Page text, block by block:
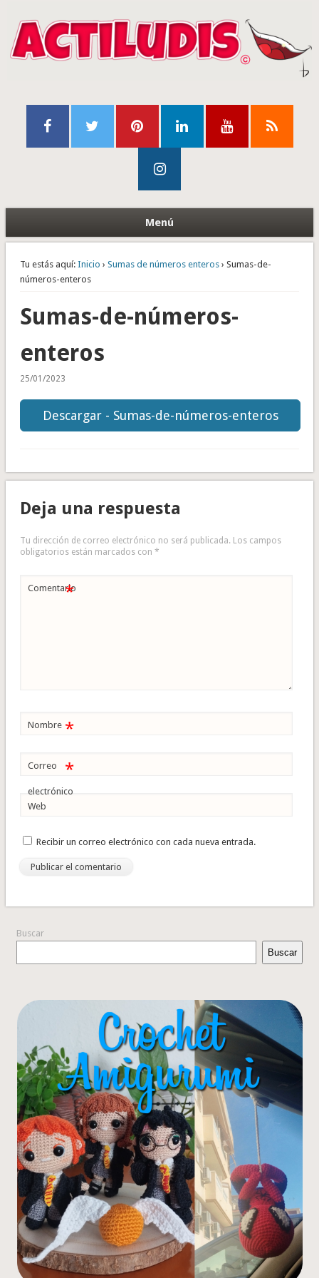
Menú
Tu estás aquí: Inicio › Sumas de números enteros› Sumas-de-
números-enteros
Sumas-de-números-
enteros
25/01/2023
Descargar - Sumas-de-números-enteros
Deja una respuesta
Tu dirección de correo electrónico no será publicada. Los campos
obligatorios están marcados con *
Comentario
*
Nombre *
Correo
electrónico
*
Web
Recibir un correo electrónico con cada nueva entrada.
Buscar
Buscar